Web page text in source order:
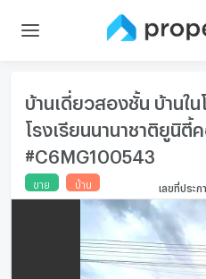
บ้านเดี่ยวสองชั้น บ้านใน
โรงเรียนนานาชาติยูนิตี้
#C6MG100543
ขาย บ้าน เลขที่ประก